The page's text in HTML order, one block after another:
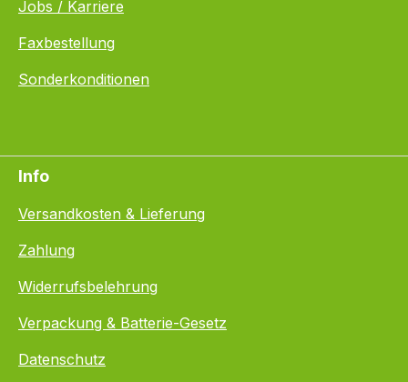
Jobs / Karriere
Faxbestellung
Sonderkonditionen
Info
Versandkosten & Lieferung
Zahlung
Widerrufsbelehrung
Verpackung & Batterie-Gesetz
Datenschutz